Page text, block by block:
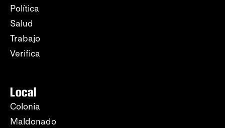
Política
Salud
Trabajo
Verifica
Local
Colonia
Maldonado